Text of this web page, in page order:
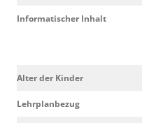
Informatischer Inhalt
Alter der Kinder
Lehrplanbezug